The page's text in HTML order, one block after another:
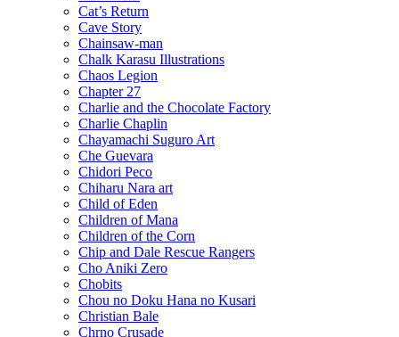
Cat’s Return
Cave Story
Chainsaw-man
Chalk Karasu Illustrations
Chaos Legion
Chapter 27
Charlie and the Chocolate Factory
Charlie Chaplin
Chayamachi Suguro Art
Che Guevara
Chidori Peco
Chiharu Nara art
Child of Eden
Children of Mana
Children of the Corn
Chip and Dale Rescue Rangers
Cho Aniki Zero
Chobits
Chou no Doku Hana no Kusari
Christian Bale
Chrno Crusade